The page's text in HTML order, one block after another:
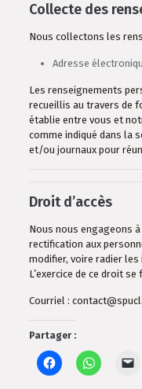
Collecte des
Nous collectons les
Adresse
Les renseignements
recueillis au travers de
établie entre vous et
comme indiqué dans la
et/ou journaux pour
Droit d’accès
Nous nous engageons
rectification aux
modifier, voire radier
L’exercice de ce droit se
Courriel :
Partager :